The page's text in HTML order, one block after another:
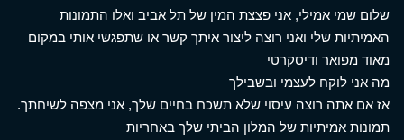
שלום שמי אמילי, אני פצצת המין של תל אביב ואלו התמונות
האמיתיות שלי ואני רוצה ליצור איתך קשר או שתפגשי אותי במקום
מאוד מפואר ודיסקרטי
מה אני לוקח לעצמי ובשבילך
אז אם אתה רוצה עיסוי שלא תשכח בחיים שלך, אני מצפה לשיחתך.
תמונות אמיתיות של המלון הביתי שלך באחריות